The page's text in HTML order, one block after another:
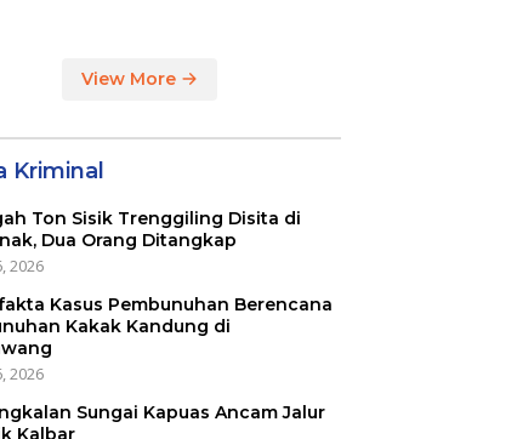
View More
Kriminal
Ton Sisik Trenggiling Disita di
Dua Orang Ditangkap
2026
Kasus Pembunuhan Berencana
Kakak Kandung di
2026
Sungai Kapuas Ancam Jalur
Kalbar